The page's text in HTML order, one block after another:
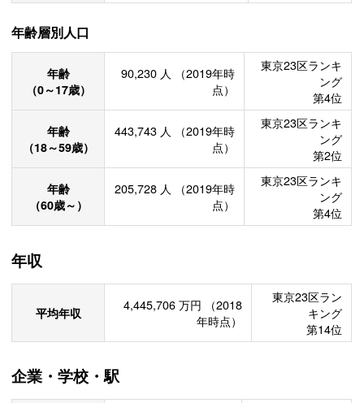
年齢層別人口
年齢
（0～17歳）
90,230 人
（2019年時
点）
東京23区ランキ
ング
第4位
年齢
（18～59歳）
443,743 人
（2019年時
点）
東京23区ランキ
ング
第2位
年齢
（60歳～）
205,728 人
（2019年時
点）
東京23区ランキ
ング
第4位
年収
平均年収 4,445,706 万円
（2018
年時点）
東京23区ラン
キング
第14位
企業・学校・駅